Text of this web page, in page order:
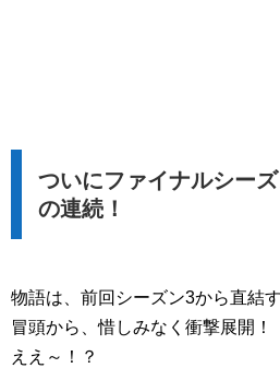
ついにファイナルシー
の連続！
物語は、前回シーズン3から直結
冒頭から、惜しみなく衝撃展開！
ええ～！？